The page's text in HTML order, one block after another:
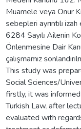
Muamele veya Onur
sebepleri ayrıntılı
6284 Sayılı Ailenin
Önlenmesine Dair
çalışmamız
This study was
Social Sciences/
firstly, it was
Turkish Law, after
evaluated with